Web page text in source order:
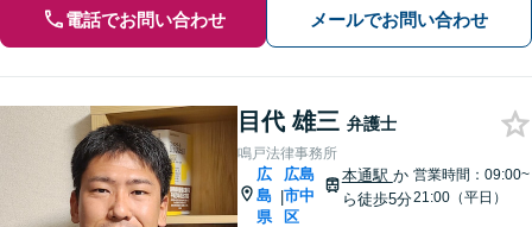
電話でお問い合わせ メールでお問い合わせ
目代 雄三 弁護士
鳴戸法律事務所
広
島
県
|
広島
市中
区
本通駅 か
ら徒歩5分
営業時間：09:00~
21:00（平日）